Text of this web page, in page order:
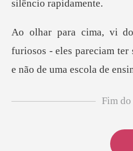
furiosos - eles pareciam ter
Fim